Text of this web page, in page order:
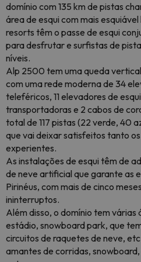
domínio com 135 km de pistas
área de esqui com mais
resorts têm o passe de esqui
para desfrutar e surfistas de
níveis.
Alp 2500 tem uma queda
com uma rede moderna de 34
teleféricos, 11 elevadores de
transportadoras e 2 cabos de
total de 117 pistas (22 verde, 40
que vai deixar satisfeitos tanto
experientes.
As instalações de esqui têm de
de neve artificial que garante as
Pirinéus, com mais de cinco
ininterruptos.
Além disso, o domínio tem várias
estádio, snowboard park, que
circuitos de raquetes de neve,
amantes de corridas,